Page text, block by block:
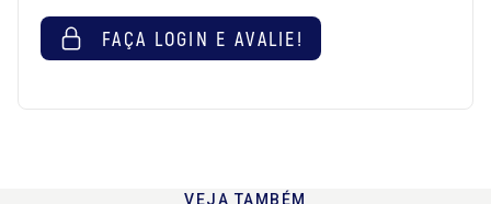
FAÇA LOGIN E AVALIE!
VEJA TAMBÉM